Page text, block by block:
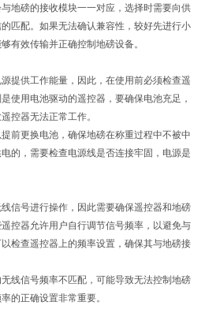
磅的接收模块一一对应，选择时需要向供
匹配。如果无法确认兼容性，较好先进行小
有效传输并正确控制地磅设备。
供工作能量，因此，在使用前必须检查遥
使用电池驱动的遥控器，要确保电池充足，
控器无法正常工作。
更换电池，确保地磅在称重过程中不被中
的，需要检查电源线是否连接牢固，电源是
号进行操作，因此需要确保遥控器和地磅
控器允许用户自行调节信号频率，以避免与
检查遥控器上的频率设置，确保其与地磅接
信号频率不匹配，可能导致无法控制地磅
的正确设置非常重要。